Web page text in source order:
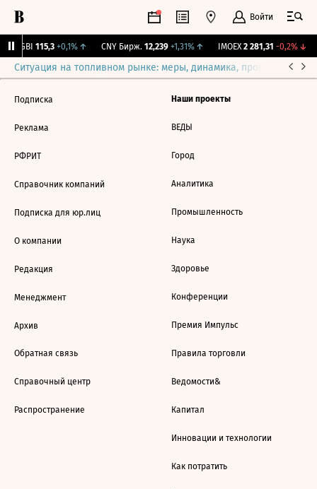
Войти
RGBI 115,3 +0,1%↑ CNY Бирж. 12,239 +1,31%↑ IMOEX 2 281,31 -0,2%↓
Ситуация на топливном рынке: меры, динамика, прогнозы
Подписка
Реклама
РФРИТ
Справочник компаний
Подписка для юр.лиц
О компании
Редакция
Менеджмент
Архив
Обратная связь
Справочный центр
Распространение
Наши проекты
ВЕДЫ
Город
Аналитика
Промышленность
Наука
Здоровье
Конференции
Премия Импульс
Правила торговли
Ведомости&
Капитал
Инновации и технологии
Как потратить